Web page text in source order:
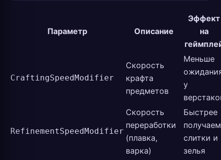
Параметр Описание
Эффект
на
CraftingSpeedModifier
Скорость
крафта
предметов
Меньше
у
RefinementSpeedModifier
Скорость
переработки
(плавка,
варка)
Быстрее
получаем
слитки и
зелья